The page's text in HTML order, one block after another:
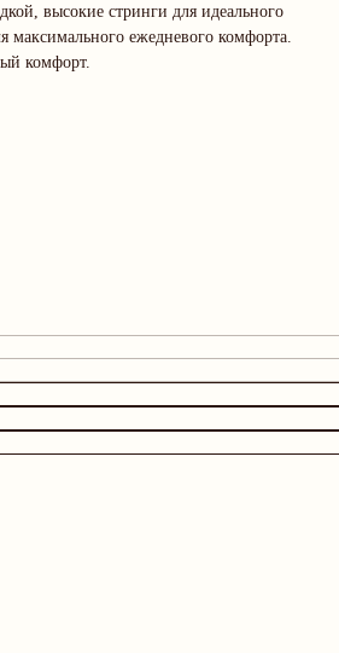
высокие стринги для идеального
максимального ежедневого комфорта.
комфорт.